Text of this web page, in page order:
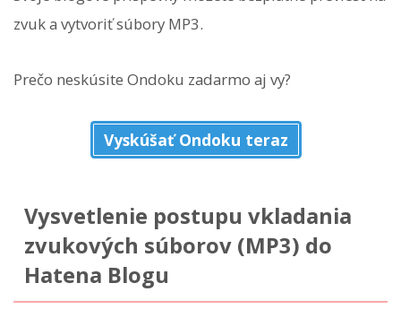
zvuk a vytvoriť súbory MP3.
Prečo neskúsite Ondoku zadarmo aj vy?
Vyskúšať Ondoku teraz
Vysvetlenie postupu vkladania
zvukových súborov (MP3) do
Hatena Blogu